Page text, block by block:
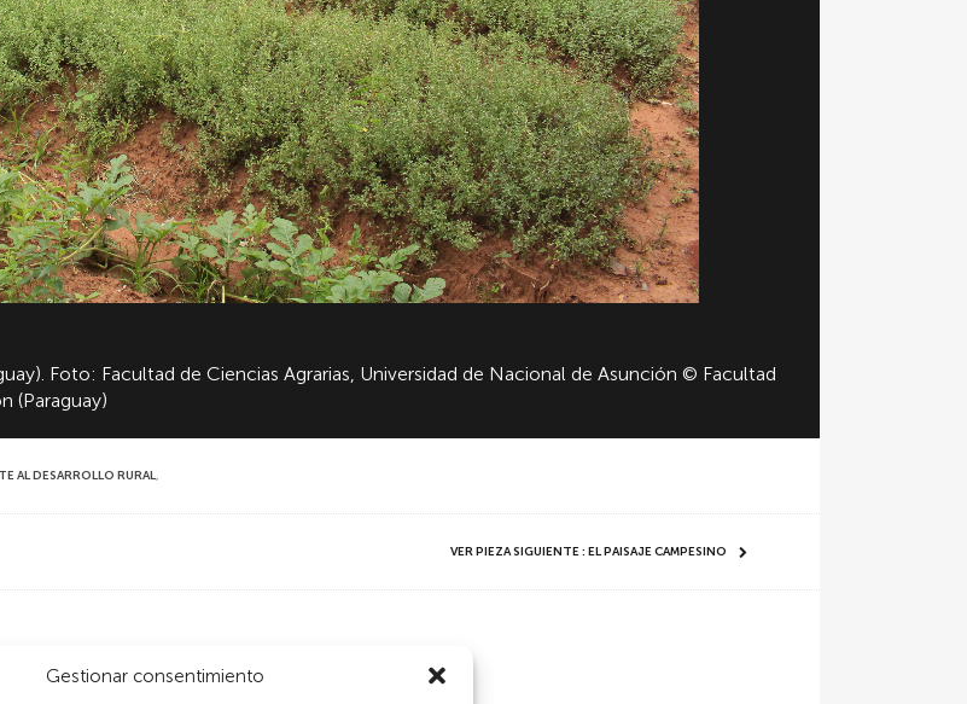
Gestionar consentimiento
Foto: Facultad de Ciencias Agrarias, Universidad de Nacional de Asunción © Facultad
(Paraguay)
AL DESARROLLO RURAL,
VER PIEZA SIGUIENTE : EL PAISAJE CAMPESINO
y medicinales